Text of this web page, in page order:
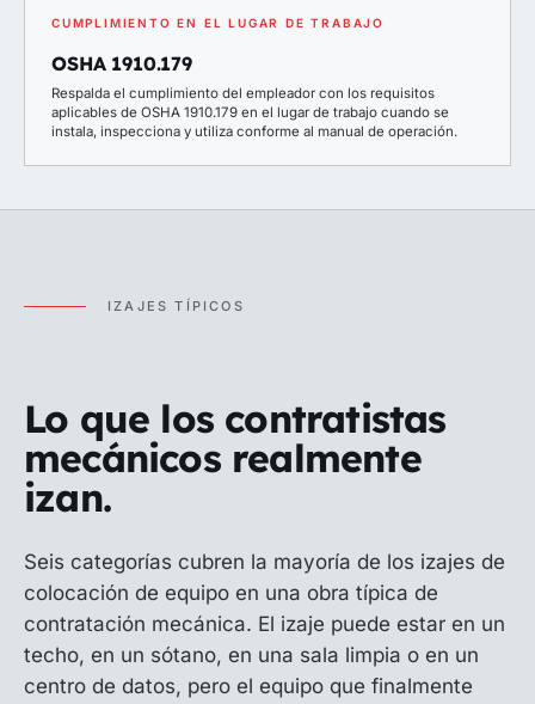
CUMPLIMIENTO EN EL LUGAR DE TRABAJO
OSHA 1910.179
Respalda el cumplimiento del empleador con los requisitos
aplicables de OSHA 1910.179 en el lugar de trabajo cuando se
instala, inspecciona y utiliza conforme al manual de operación.
IZAJES TÍPICOS
Lo que los contratistas
mecánicos realmente
izan.
Seis categorías cubren la mayoría de los izajes de
colocación de equipo en una obra típica de
contratación mecánica. El izaje puede estar en un
techo, en un sótano, en una sala limpia o en un
centro de datos, pero el equipo que finalmente